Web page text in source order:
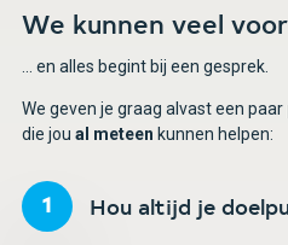
We kunnen veel
... en alles begint bij een gesprek.
We geven je graag alvast een paar
die jou al meteen kunnen helpen:
Hou altijd je